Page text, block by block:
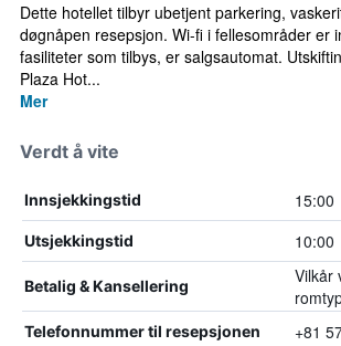
Dette hotellet tilbyr ubetjent parkering,
døgnåpen resepsjon. Wi-fi i fellesområder er
fasiliteter som tilbys, er salgsautomat.
Plaza Hot...
Mer
Verdt å vite
Innsjekkingstid 15:00
Utsjekkingstid 10:00
Betalig & Kansellering
Vilkår
Telefonnummer til resepsjonen +81